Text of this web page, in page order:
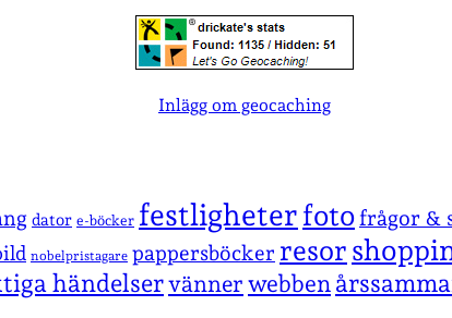
Inlägg om geocaching
dator e-böcker festligheterfotofrågor &
nobelpristagare pappersböcker resor
händelservänner webben